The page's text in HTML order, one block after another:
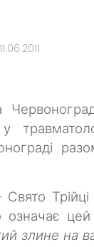
11.06.2011
у
цей
злине на